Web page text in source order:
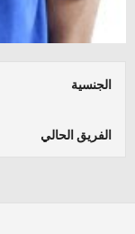
الجنسية
الفريق الحالي